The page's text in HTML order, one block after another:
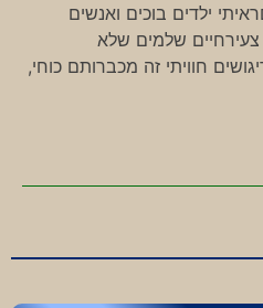
ילדים בוכים ואנשים
צעירחיים שלמים שלא
חוויתי זה מכברותם כוחי,